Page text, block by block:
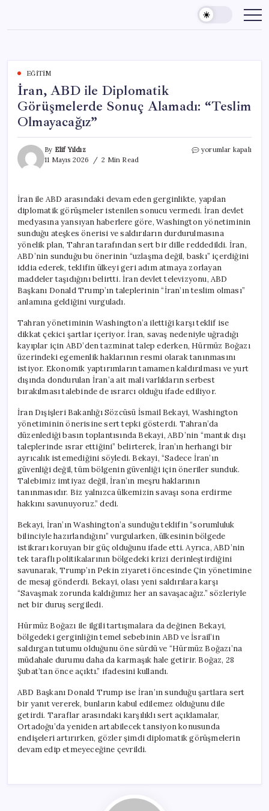
content
EĞITIM
İran, ABD ile Diplomatik
Görüşmelerde Sonuç Alamadı: “Teslim
Olmayacağız”
By Elif Yıldız
11 Mayıs 2026
2 Min Read
İran,
Sonuç
Alamadı:
“Teslim
Olmayacağız”
için
yorumlar kapalı
İran ile ABD arasındaki devam eden gerginlikte, yapılan
diplomatik görüşmeler istenilen sonucu vermedi. İran devlet
medyasına yansıyan haberlere göre, Washington yönetiminin
sunduğu ateşkes önerisi ve saldırıların durdurulmasına
yönelik plan, Tahran tarafından sert bir dille reddedildi. İran,
ABD’nin sunduğu bu önerinin “uzlaşma değil, baskı” içerdiğini
iddia ederek, teklifin ülkeyi geri adım atmaya zorlayan
maddeler taşıdığını belirtti. İran devlet televizyonu, ABD
Başkanı Donald Trump’ın taleplerinin “İran’ın teslim olması”
anlamına geldiğini vurguladı.
Tahran yönetiminin Washington’a ilettiği karşı teklif ise
dikkat çekici şartlar içeriyor. İran, savaş nedeniyle uğradığı
kayıplar için ABD’den tazminat talep ederken, Hürmüz Boğazı
üzerindeki egemenlik haklarının resmi olarak tanınmasını
istiyor. Ekonomik yaptırımların tamamen kaldırılması ve yurt
dışında dondurulan İran’a ait mali varlıkların serbest
bırakılması talebinde de ısrarcı olduğu ifade ediliyor.
İran Dışişleri Bakanlığı Sözcüsü İsmail Bekayi, Washington
yönetiminin önerisine sert tepki gösterdi. Tahran’da
düzenlediği basın toplantısında Bekayi, ABD’nin “mantık dışı
taleplerinde ısrar ettiğini” belirterek, İran’ın herhangi bir
ayrıcalık istemediğini söyledi. Bekayi, “Sadece İran’ın
güvenliği değil, tüm bölgenin güvenliği için öneriler sunduk.
Talebimiz imtiyaz değil, İran’ın meşru haklarının
tanınmasıdır. Biz yalnızca ülkemizin savaşı sona erdirme
hakkını savunuyoruz.” dedi.
Bekayi, İran’ın Washington’a sunduğu teklifin “sorumluluk
bilinciyle hazırlandığını” vurgularken, ülkesinin bölgede
istikrarı koruyan bir güç olduğunu ifade etti. Ayrıca, ABD’nin
tek taraflı politikalarının bölgedeki krizi derinleştirdiğini
savunarak, Trump’ın Pekin ziyareti öncesinde Çin yönetimine
de mesaj gönderdi. Bekayi, olası yeni saldırılara karşı
“Savaşmak zorunda kaldığımız her an savaşacağız.” sözleriyle
net bir duruş sergiledi.
Hürmüz Boğazı ile ilgili tartışmalara da değinen Bekayi,
bölgedeki gerginliğin temel sebebinin ABD ve İsrail’in
saldırgan tutumu olduğunu öne sürdü ve “Hürmüz Boğazı’na
müdahale durumu daha da karmaşık hale getirir. Boğaz, 28
Şubat’tan önce açıktı.” ifadesini kullandı.
ABD Başkanı Donald Trump ise İran’ın sunduğu şartlara sert
bir yanıt vererek, bunların kabul edilemez olduğunu dile
getirdi. Taraflar arasındaki karşılıklı sert açıklamalar,
Ortadoğu’da yeniden artabilecek tansiyon konusunda
endişeleri artırırken, gözler şimdi diplomatik görüşmelerin
devam edip etmeyeceğine çevrildi.